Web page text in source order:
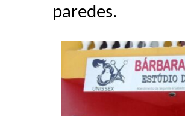
paredes.